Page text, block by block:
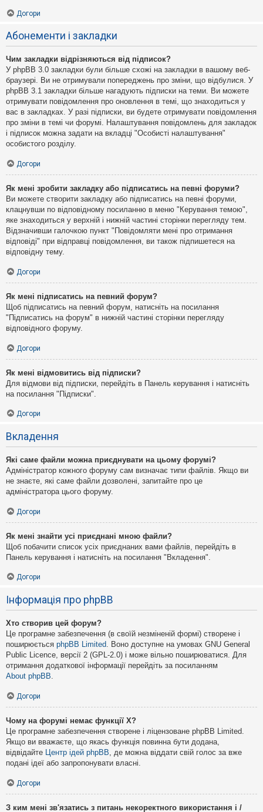
Догори
Абонементи і закладки
Чим закладки відрізняються від підписок?
У phpBB 3.0 закладки були більше схожі на закладки в вашому веб-
браузері. Ви не отримували попереджень про зміни, що відбулися. У
phpBB 3.1 закладки більше нагадують підписки на теми. Ви можете
отримувати повідомлення про оновлення в темі, що знаходиться у
вас в закладках. У разі підписки, ви будете отримувати повідомлення
про зміни в темі чи форумі. Налаштування повідомлень для закладок
і підписок можна задати на вкладці "Особисті налаштування"
особистого розділу.
Догори
Як мені зробити закладку або підписатись на певні форуми?
Ви можете створити закладку або підписатись на певні форуми,
клацнувши по відповідному посиланню в меню "Керування темою",
яке знаходиться у верхній і нижній частині сторінки перегляду тем.
Відзначивши галочкою пункт "Повідомляти мені про отримання
відповіді" при відправці повідомлення, ви також підпишетеся на
відповідну тему.
Догори
Як мені підписатись на певний форум?
Щоб підписатись на певний форум, натисніть на посилання
"Підписатись на форум" в нижній частині сторінки перегляду
відповідного форуму.
Догори
Як мені відмовитись від підписки?
Для відмови від підписки, перейдіть в Панель керування і натисніть
на посилання "Підписки".
Догори
Вкладення
Які саме файли можна приєднувати на цьому форумі?
Адміністратор кожного форуму сам визначає типи файлів. Якщо ви
не знаєте, які саме файли дозволені, запитайте про це
адміністратора цього форуму.
Догори
Як мені знайти усі приєднані мною файли?
Щоб побачити список усіх приєднаних вами файлів, перейдіть в
Панель керування і натисніть на посилання "Вкладення".
Догори
Інформація про phpBB
Хто створив цей форум?
Це програмне забезпечення (в своїй незміненій формі) створене і
поширюється phpBB Limited. Воно доступне на умовах GNU General
Public Licence, версії 2 (GPL-2.0) і може вільно поширюватися. Для
отримання додаткової інформації перейдіть за посиланням
About phpBB.
Догори
Чому на форумі немає функції X?
Це програмне забезпечення створене і ліцензоване phpBB Limited.
Якщо ви вважаєте, що якась функція повинна бути додана,
відвідайте Центр ідей phpBB, де можна віддати свій голос за вже
подані ідеї або запропонувати власні.
Догори
З ким мені зв'язатись з питань некоректного використання і /